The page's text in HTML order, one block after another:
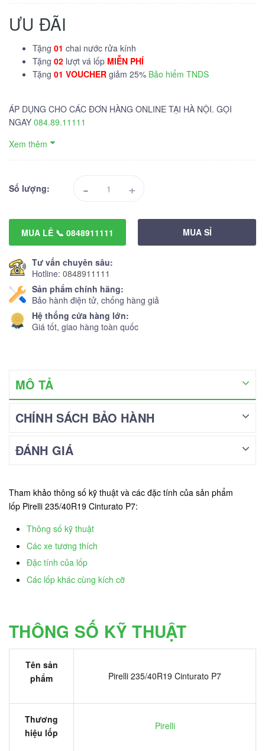
ƯU ĐÃI
Tặng 01 chai nước rửa kính
Tặng 02 lượt vá lốp MIỄN PHÍ
Tặng 01 VOUCHER giảm 25% Bảo hiểm TNDS
ÁP DỤNG CHO CÁC ĐƠN HÀNG ONLINE TẠI HÀ NỘI. GỌI
NGAY 084.89.11111
Xem thêm
Số lượng: - +
MUA LẺ 📞 0848911111 MUA SỈ
Tư vấn chuyên sâu:
Hotline: 0848911111
Sản phẩm chính hãng:
Bảo hành điện tử, chống hàng giả
Hệ thống cửa hàng lớn:
Giá tốt, giao hàng toàn quốc
MÔ TẢ
CHÍNH SÁCH BẢO HÀNH
ĐÁNH GIÁ
Tham khảo thông số kỹ thuật và các đặc tính của sản phẩm
lốp Pirelli 235/40R19 Cinturato P7:
Thông số kỹ thuật
Các xe tương thích
Đặc tính của lốp
Các lốp khác cùng kích cỡ
THÔNG SỐ KỸ THUẬT
Tên sản
phẩm
Pirelli 235/40R19 Cinturato P7
Thương
hiệu lốp
Pirelli